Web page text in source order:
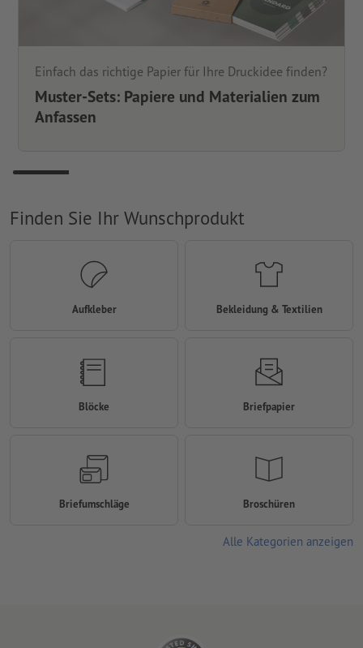
Einfach das richtige Papier für Ihre Druckidee finden?
Muster-Sets: Papiere und Materialien zum
Anfassen
Finden Sie Ihr Wunschprodukt
Aufkleber Bekleidung & Textilien
Blöcke Briefpapier
Briefumschläge Broschüren
Alle Kategorien anzeigen